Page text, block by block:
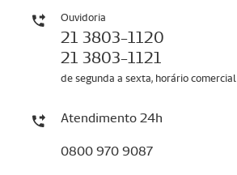
Ouvidoria
21 3803-1120
21 3803-1121
de segunda a sexta, horário comercial
Atendimento 24h
0800 970 9087